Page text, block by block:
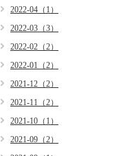
2022-04（1）
2022-03（3）
2022-02（2）
2022-01（2）
2021-12（2）
2021-11（2）
2021-10（1）
2021-09（2）